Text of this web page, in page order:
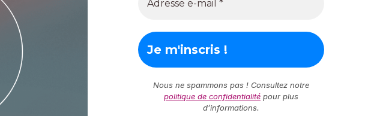
Nous ne spammons pas ! Consultez notre
politique de confidentialité pour plus
d’informations.